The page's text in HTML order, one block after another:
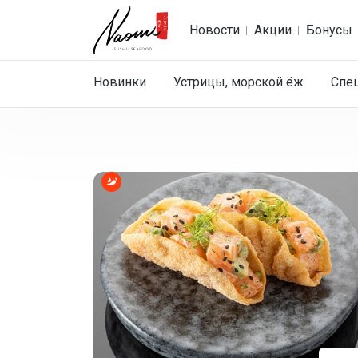
Новости Акции Бонусы
Новинки Устрицы, морской ёж